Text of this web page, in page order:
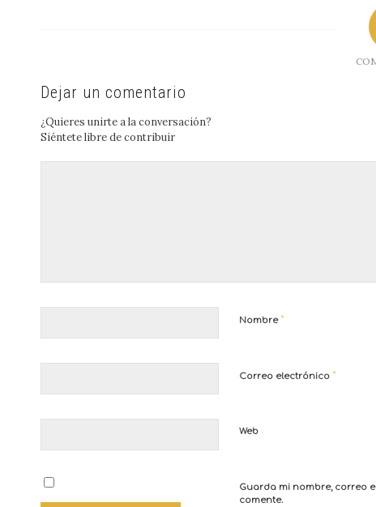
Dejar un comentario
¿Quieres unirte a la conversación?
Siéntete libre de contribuir
Nombre*
Correo electrónico *
Web
Guarda mi nombre, correo
comente.